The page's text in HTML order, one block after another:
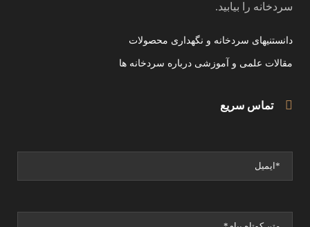
سردخانه را بیابید.
دانستنیهای سردخانه و نگهداری محصولات
مقالات علمی و آموزشی درباره سردخانه ها
تماس سریع